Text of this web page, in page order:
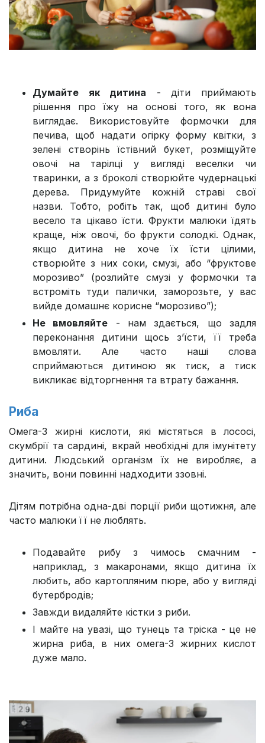
Думайте як дитина - діти приймають
рішення про їжу на основі того, як вона
виглядає. Використовуйте формочки для
печива, щоб надати огірку форму квітки, з
зелені створінь їстівний букет, розміщуйте
овочі на тарілці у вигляді веселки чи
тваринки, а з броколі створюйте чудернацькі
дерева. Придумуйте кожній страві свої
назви. Тобто, робіть так, щоб дитині було
весело та цікаво їсти. Фрукти малюки їдять
краще, ніж овочі, бо фрукти солодкі. Однак,
якщо дитина не хоче їх їсти цілими,
створюйте з них соки, смузі, або “фруктове
морозиво” (розлийте смузі у формочки та
встроміть туди палички, заморозьте, у вас
вийде домашнє корисне “морозиво”);
Не вмовляйте - нам здається, що задля
переконання дитини щось з’їсти, її треба
вмовляти. Але часто наші слова
сприймаються дитиною як тиск, а тиск
викликає відторгнення та втрату бажання.
Риба
Омега-3 жирні кислоти, які містяться в лососі,
скумбрії та сардині, вкрай необхідні для імунітету
дитини. Людський організм їх не виробляє, а
значить, вони повинні надходити ззовні.
Дітям потрібна одна-дві порції риби щотижня, але
часто малюки її не люблять.
Подавайте рибу з чимось смачним -
наприклад, з макаронами, якщо дитина їх
любить, або картопляним пюре, або у вигляді
бутербродів;
Завжди видаляйте кістки з риби.
І майте на увазі, що тунець та тріска - це не
жирна риба, в них омега-3 жирних кислот
дуже мало.